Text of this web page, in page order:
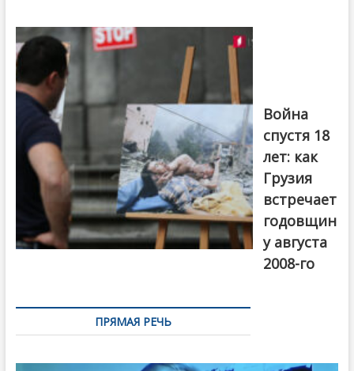
Первый канал
Война
спустя 18
лет: как
Грузия
встречает
годовщин
у августа
2008-го
ПРЯМАЯ РЕЧЬ